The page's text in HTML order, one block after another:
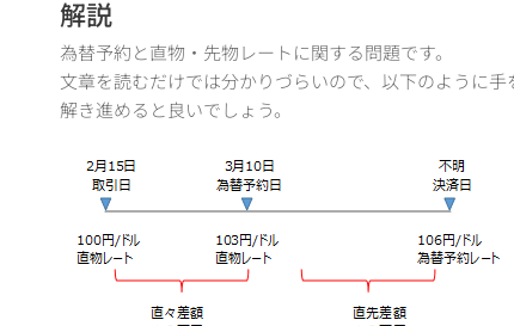
解説
為替予約と直物・先物レートに関する問題です。
文章を読むだけでは分かりづらいので、以下のように
解き進めると良いでしょう。